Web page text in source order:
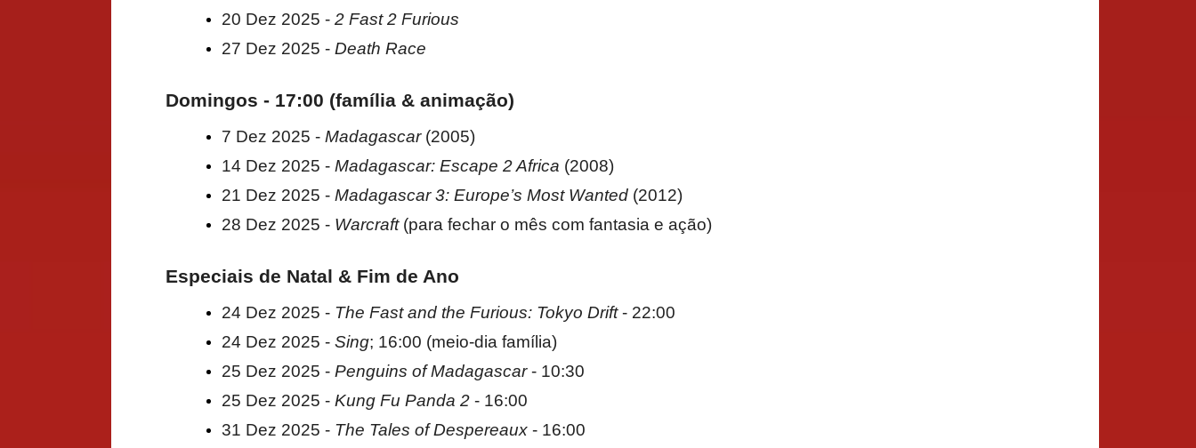
20 Dez 2025 - 2 Fast 2 Furious
27 Dez 2025 - Death Race
Domingos - 17:00 (família & animação)
7 Dez 2025 - Madagascar(2005)
14 Dez 2025 - Madagascar: Escape 2 Africa (2008)
21 Dez 2025 - Madagascar 3: Europe’s Most Wanted (2012)
28 Dez 2025 - Warcraft(para fechar o mês com fantasia e ação)
Especiais de Natal & Fim de Ano
24 Dez 2025 - The Fast and the Furious: Tokyo Drift- 22:00
24 Dez 2025 - Sing; 16:00 (meio-dia família)
25 Dez 2025 - Penguins of Madagascar- 10:30
25 Dez 2025 - Kung Fu Panda 2 - 16:00
31 Dez 2025 - The Tales of Despereaux - 16:00